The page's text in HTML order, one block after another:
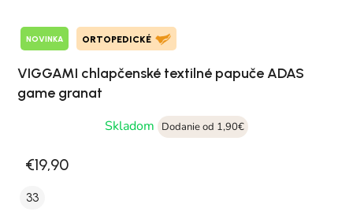
NOVINKA ORTOPEDICKÉ
VIGGAMI chlapčenské textilné papuče ADAS
game granat
Skladom
Dodanie od 1,90€
€19,90
33